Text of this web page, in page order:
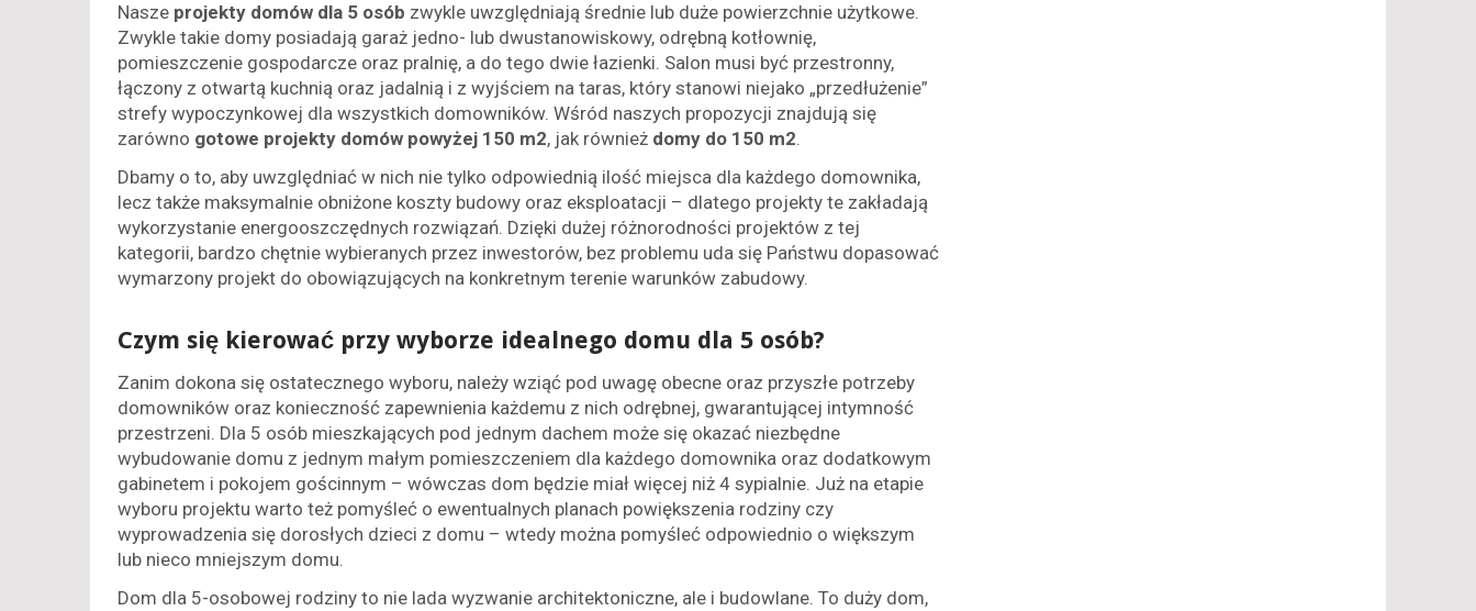
Nasze projekty domów dla 5 osób zwykle uwzględniają średnie lub duże powierzchnie użytkowe.
Zwykle takie domy posiadają garaż jedno- lub dwustanowiskowy, odrębną kotłownię,
pomieszczenie gospodarcze oraz pralnię, a do tego dwie łazienki. Salon musi być przestronny,
łączony z otwartą kuchnią oraz jadalnią i z wyjściem na taras, który stanowi niejako „przedłużenie”
strefy wypoczynkowej dla wszystkich domowników. Wśród naszych propozycji znajdują się
zarówno gotowe projekty domów powyżej 150 m2, jak również domy do 150 m2.
Dbamy o to, aby uwzględniać w nich nie tylko odpowiednią ilość miejsca dla każdego domownika,
lecz także maksymalnie obniżone koszty budowy oraz eksploatacji – dlatego projekty te zakładają
wykorzystanie energooszczędnych rozwiązań. Dzięki dużej różnorodności projektów z tej
kategorii, bardzo chętnie wybieranych przez inwestorów, bez problemu uda się Państwu dopasować
wymarzony projekt do obowiązujących na konkretnym terenie warunków zabudowy.
Czym się kierować przy wyborze idealnego domu dla 5 osób?
Zanim dokona się ostatecznego wyboru, należy wziąć pod uwagę obecne oraz przyszłe potrzeby
domowników oraz konieczność zapewnienia każdemu z nich odrębnej, gwarantującej intymność
przestrzeni. Dla 5 osób mieszkających pod jednym dachem może się okazać niezbędne
wybudowanie domu z jednym małym pomieszczeniem dla każdego domownika oraz dodatkowym
gabinetem i pokojem gościnnym – wówczas dom będzie miał więcej niż 4 sypialnie. Już na etapie
wyboru projektu warto też pomyśleć o ewentualnych planach powiększenia rodziny czy
wyprowadzenia się dorosłych dzieci z domu – wtedy można pomyśleć odpowiednio o większym
lub nieco mniejszym domu.
Dom dla 5-osobowej rodziny to nie lada wyzwanie architektoniczne, ale i budowlane. To duży dom,